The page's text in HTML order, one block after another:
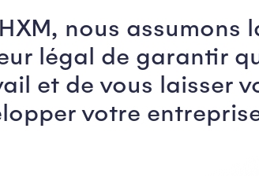
nous assumons
légal de garantir
et de vous laisser
votre